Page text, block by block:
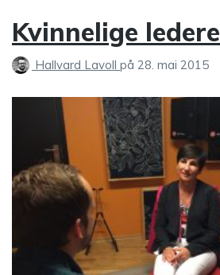
Kvinnelige ledere
Hallvard Lavoll på 28. mai 2015